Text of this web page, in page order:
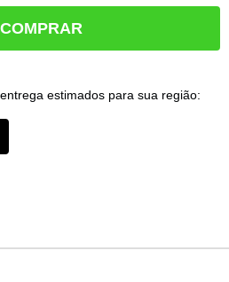
COMPRAR
estimados para sua região: